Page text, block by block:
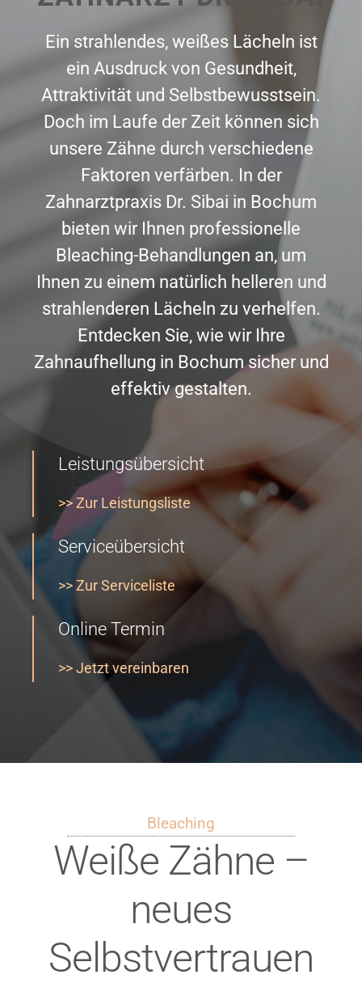
Ein strahlendes, weißes Lächeln ist
ein Ausdruck von Gesundheit,
Attraktivität und Selbstbewusstsein.
Doch im Laufe der Zeit können sich
unsere Zähne durch verschiedene
Faktoren verfärben. In der
Zahnarztpraxis Dr. Sibai in Bochum
bieten wir Ihnen professionelle
Bleaching-Behandlungen an, um
Ihnen zu einem natürlich helleren und
strahlenderen Lächeln zu verhelfen.
Entdecken Sie, wie wir Ihre
Zahnaufhellung in Bochum sicher und
effektiv gestalten.
Leistungsübersicht
>> Zur Leistungsliste
Serviceübersicht
>> Zur Serviceliste
Online Termin
>> Jetzt vereinbaren
Bleaching
Weiße Zähne –
neues
Selbstvertrauen